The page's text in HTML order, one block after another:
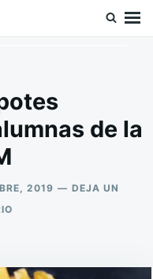
de la
2019
DEJA UN
EN
ALUMNAS